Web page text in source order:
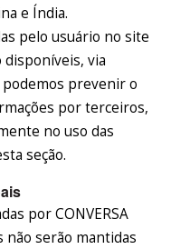
e Índia.
pelo usuário no site
disponíveis, via
prevenir o
por terceiros,
no uso das
seção.
por CONVERSA
não serão mantidas